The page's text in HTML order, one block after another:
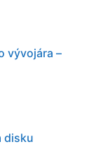
vývojára –
disku